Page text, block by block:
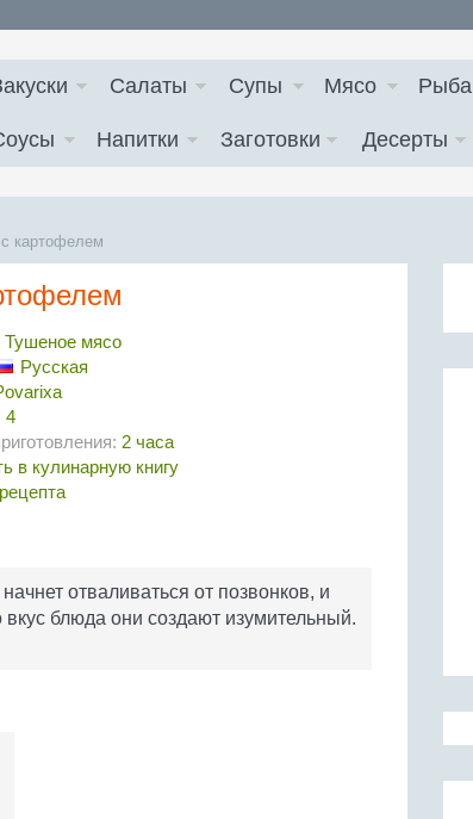
Салаты Супы Мясо Рыба
Напитки Заготовки Десерты
картофелем
Тушеное мясо
Русская
4
2 часа
в кулинарную книгу
отваливаться от позвонков, и
блюда они создают изумительный.